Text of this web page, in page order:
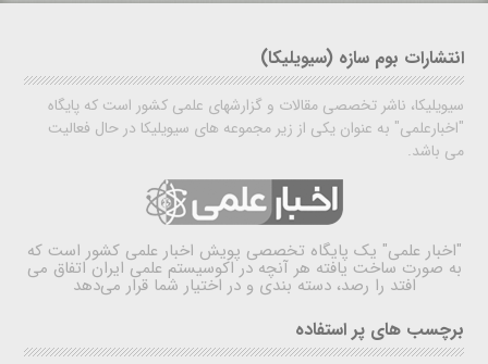
انتشارات بوم سازه (سیویلیکا)
سیویلیکا، ناشر تخصصی مقالات و گزارشهای علمی کشور است که پایگاه
"اخبارعلمی" به عنوان یکی از زیر مجموعه های سیویلیکا در حال فعالیت
می باشد.
"اخبار علمی" یک پایگاه تخصصی پویش اخبار علمی کشور است که
به صورت ساخت یافته هر آنچه در اکوسیستم علمی ایران اتفاق می
افتد را رصد، دسته بندی و در اختیار شما قرار می‌دهد
برچسب های پر استفاده